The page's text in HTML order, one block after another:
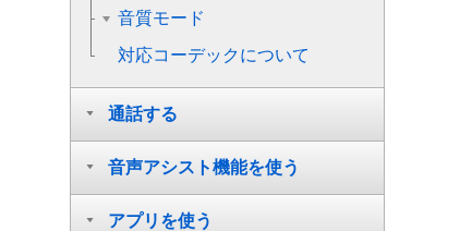
音質モード
対応コーデックについて
通話する
音声アシスト機能を使う
アプリを使う